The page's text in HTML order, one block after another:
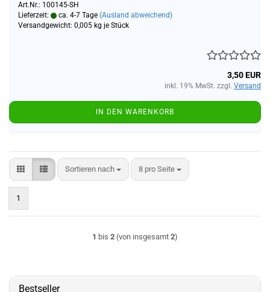
Art.Nr.: 100145-SH
Lieferzeit:
ca. 4-7 Tage (Ausland abweichend)
Versandgewicht: 0,005 kg je Stück
3,50 EUR
inkl. 19% MwSt. zzgl. Versand
IN DEN WARENKORB
Sortieren nach
Sortieren nach 8 pro Seite
pro Seite
1
1 bis 2 (von insgesamt 2)
Bestseller